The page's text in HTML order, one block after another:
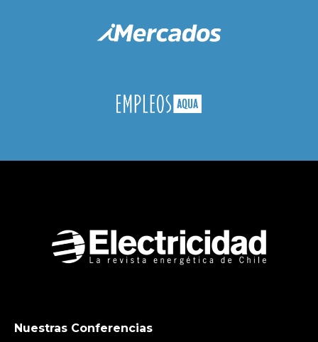
Nuestras Conferencias